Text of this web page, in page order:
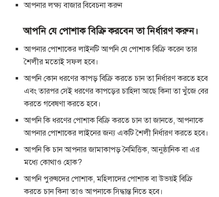
আপনার লক্ষ্য বাজার বিবেচনা করুন
আপনি যে পোশাক বিক্রি করবেন তা নির্ধারণ করুন।
আপনার পোশাকের লাইনটি আপনি যে পোশাক বিক্রি করেন তার
শৈলীর মতোই সফল হবে।
আপনি কোন ধরণের কাপড় বিক্রি করতে চান তা নির্ধারণ করতে হবে
এবং তারপর সেই ধরণের কাপড়ের চাহিদা আছে কিনা তা খুঁজে বের
করতে গবেষণা করতে হবে।
আপনি কি ধরণের পোশাক বিক্রি করতে চান তা জানতে, আপনাকে
আপনার পোশাকের লাইনের জন্য একটি শৈলী নির্ধারণ করতে হবে।
আপনি কি চান আপনার জামাকাপড় নৈমিত্তিক, আনুষ্ঠানিক বা এর
মধ্যে কোথাও হোক?
আপনি পুরুষদের পোশাক, মহিলাদের পোশাক বা উভয়ই বিক্রি
করতে চান কিনা তাও আপনাকে সিদ্ধান্ত নিতে হবে।